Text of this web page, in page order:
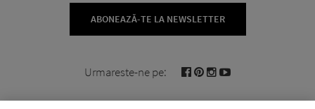
ABONEAZĂ-TE LA NEWSLETTER
Urmareste-ne pe: